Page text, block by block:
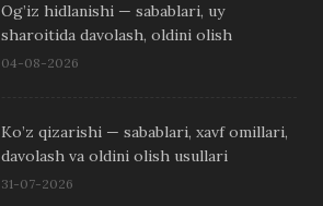
Og’iz hidlanishi — sabablari, uy
sharoitida davolash, oldini olish
04-08-2026
Ko’z qizarishi — sabablari, xavf omillari,
davolash va oldini olish usullari
31-07-2026